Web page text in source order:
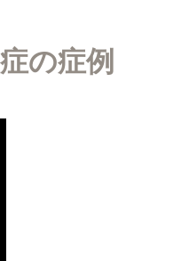
の症例